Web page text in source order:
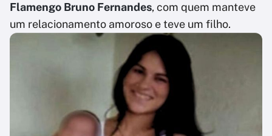
Flamengo Bruno Fernandes, com quem manteve
um relacionamento amoroso e teve um filho.